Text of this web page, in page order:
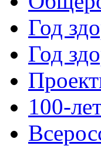
Год
Год
100-